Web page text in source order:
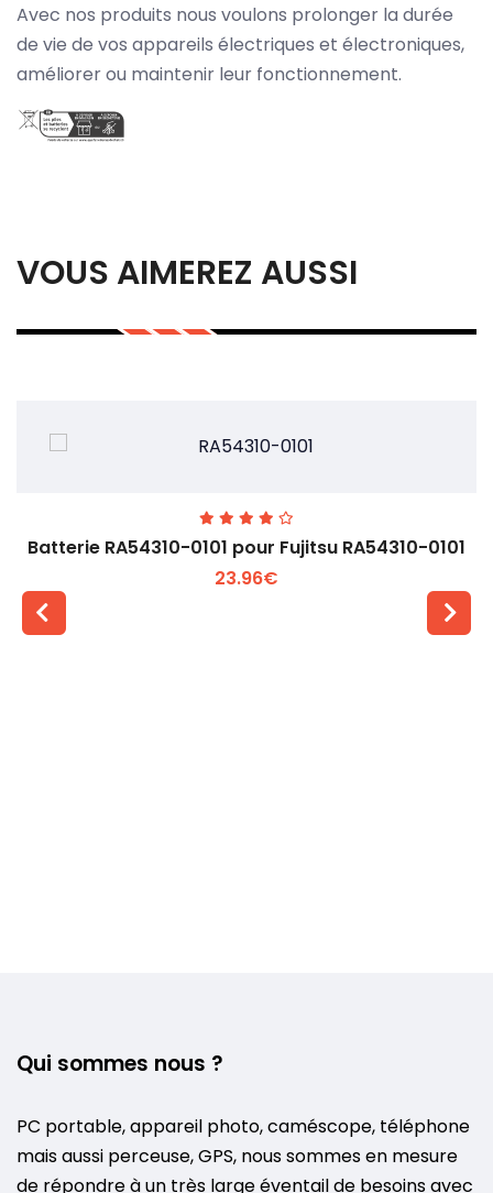
Avec nos produits nous voulons prolonger la durée
de vie de vos appareils électriques et électroniques,
améliorer ou maintenir leur fonctionnement.
VOUS AIMEREZ AUSSI
Batterie RA54310-0101 pour Fujitsu RA54310-0101
23.96€
Qui sommes nous ?
PC portable, appareil photo, caméscope, téléphone
mais aussi perceuse, GPS, nous sommes en mesure
de répondre à un très large éventail de besoins avec